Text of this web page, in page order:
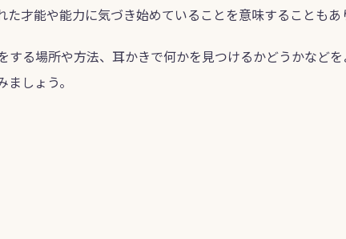
才能や能力に気づき始めていることを意味することもあ
する場所や方法、耳かきで何かを見つけるかどうかなど
しょう。